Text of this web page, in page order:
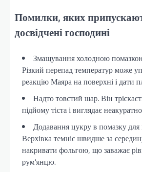
Помилки, яких
досвідчені господині
Змащування холодною
Різкий перепад температур може
реакцію Маяра на поверхні і дати
Надто товстий шар. Він
підйому тіста і виглядає
Додавання цукру в помазку
Верхівка темніє швидше за
накривати фольгою, що заважає
рум’янцю.